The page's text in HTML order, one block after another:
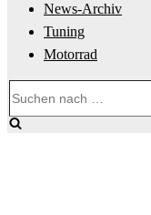
News-Archiv
Tuning
Motorrad
nach …